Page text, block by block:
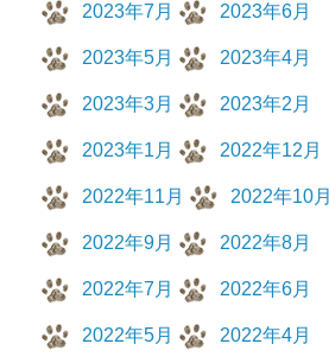
2023年7月 2023年6月
2023年5月 2023年4月
2023年3月 2023年2月
2023年1月 2022年12月
2022年11月 2022年10月
2022年9月 2022年8月
2022年7月 2022年6月
2022年5月 2022年4月